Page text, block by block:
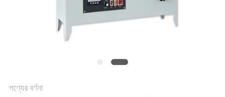
পণ্যের বর্ণনা